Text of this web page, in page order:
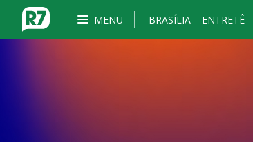
MENU BRASÍLIA ENTRETÊ